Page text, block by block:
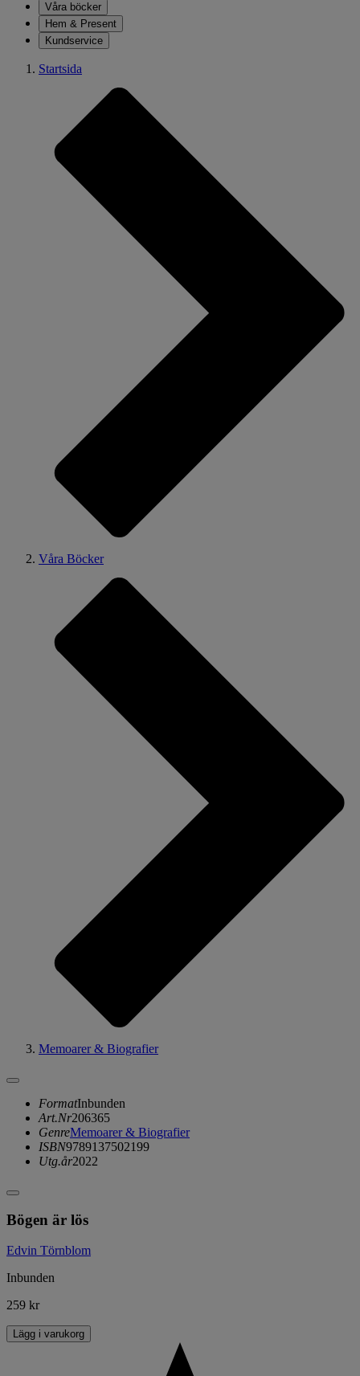
Våra böcker
Hem & Present
Kundservice
Startsida
Våra Böcker
Memoarer & Biografier
FormatInbunden
Art.Nr206365
GenreMemoarer & Biografier
ISBN9789137502199
Utg.år2022
Bögen är lös
Edvin Törnblom
Inbunden
259 kr
Lägg i varukorg